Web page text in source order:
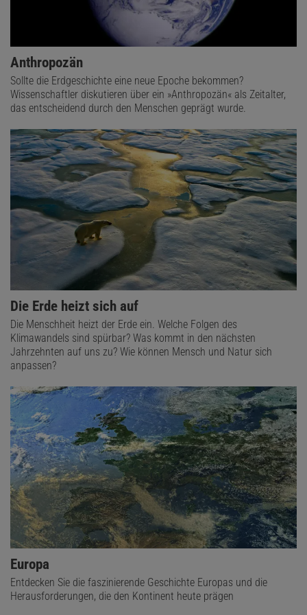
Anthropozän
Sollte die Erdgeschichte eine neue Epoche bekommen?
Wissenschaftler diskutieren über ein »Anthropozän« als Zeitalter,
das entscheidend durch den Menschen geprägt wurde.
Die Erde heizt sich auf
Die Menschheit heizt der Erde ein. Welche Folgen des
Klimawandels sind spürbar? Was kommt in den nächsten
Jahrzehnten auf uns zu? Wie können Mensch und Natur sich
anpassen?
Europa
Entdecken Sie die faszinierende Geschichte Europas und die
Herausforderungen, die den Kontinent heute prägen